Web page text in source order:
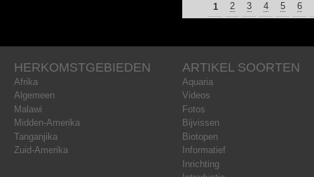
PAGINA'S
1 2 3 4 5 6
HERKOMSTGEBIEDEN
Afrika
Algemeen
Malawi
Midden-Amerika
Tanganjika
Zuid-Amerika
ARTIKEL SOORTEN
Aquaria
Videos
Fotos
Bijvissen
Biotopen
Informatief
Inrichting